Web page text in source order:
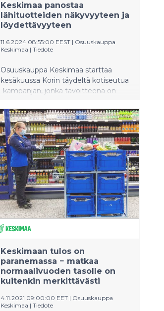
Keskimaa panostaa
lähituotteiden näkyvyyteen ja
löydettävyyteen
11.6.2024 08:55:00 EEST | Osuuskauppa
Keskimaa | Tiedote
Osuuskauppa Keskimaa starttaa
kesäkuussa Korin täydeltä kotiseutua
-kampanjan, jonka tavoitteena on
paremmin esiin Keskimaan
myymälöissä sekä muussa
markkinoinnissa ja viestinnässä.
Keskimaan tulos on
paranemassa − matkaa
normaalivuoden tasolle on
kuitenkin merkittävästi
4.11.2021 09:00:00 EET | Osuuskauppa
Keskimaa | Tiedote